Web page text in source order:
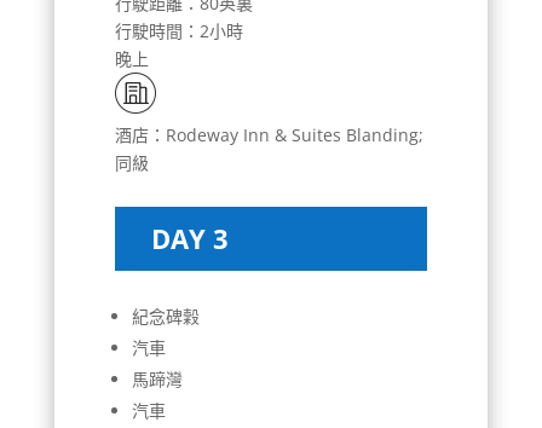
行駛時間：2小時
晚上
酒店：Rodeway Inn & Suites Blanding;
同級
DAY 3
紀念碑穀
汽車
馬蹄灣
汽車